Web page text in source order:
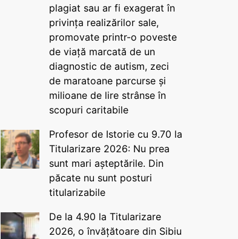
plagiat sau ar fi exagerat în
privința realizărilor sale,
promovate printr-o poveste
de viață marcată de un
diagnostic de autism, zeci
de maratoane parcurse și
milioane de lire strânse în
scopuri caritabile
Profesor de Istorie cu 9.70 la
Titularizare 2026: Nu prea
sunt mari așteptările. Din
păcate nu sunt posturi
titularizabile
De la 4.90 la Titularizare
2026, o învățătoare din Sibiu